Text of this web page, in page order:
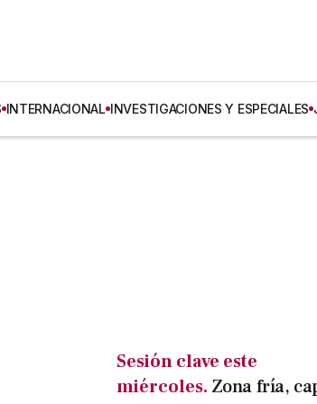
INTERNACIONAL INVESTIGACIONES Y ESPECIALES
Sesión clave este
miércoles. Zona fría,